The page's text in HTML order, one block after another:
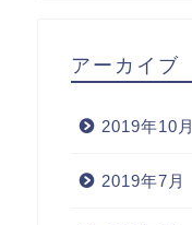
アーカイブ
2019年10月
2019年7月